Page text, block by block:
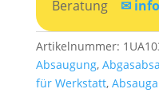
Beratung ✉
Artikelnummer:
Absaugung,
für Werkstatt,